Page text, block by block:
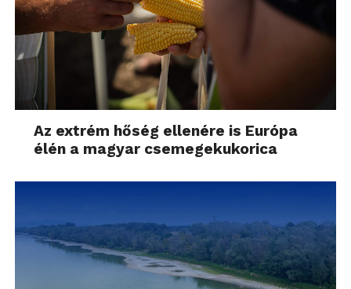
Az extrém hőség ellenére is Európa
élén a magyar csemegekukorica